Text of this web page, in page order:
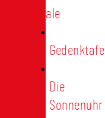
Denkmale
Die
Sonnenuhr